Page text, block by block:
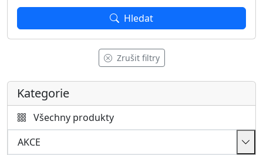
Nejprodávanější sedačky
SKLADEM
Sedací soupravy
Sedací soupravy